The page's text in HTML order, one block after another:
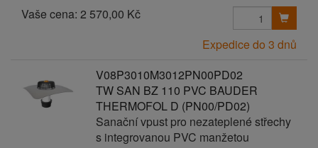
Vaše cena: 2 570,00 Kč
Expedice do 3 dnů
V08P3010M3012PN00PD02
TW SAN BZ 110 PVC BAUDER
THERMOFOL D (PN00/PD02)
Sanační vpust pro nezateplené střechy
s integrovanou PVC manžetou